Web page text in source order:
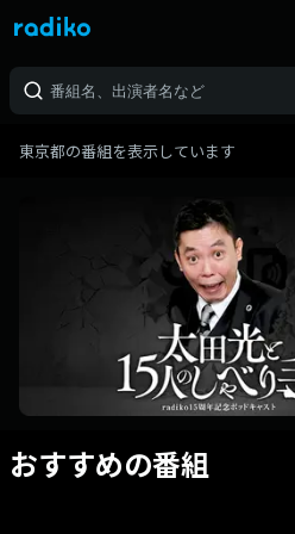
東京都の番組を表示しています
おすすめの番組